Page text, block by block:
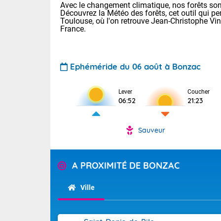
Pour la
Tendance
Avec le changement climatique, nos forêts
Découvrez la Météo des forêts, cet outil qui
Toulouse, où l'on retrouve Jean-Christophe
France.
Ephéméride du 06 août à Bonzac
Lever
06:52
Coucher
21:23
Sauveur
A PROXIMITÉ DE BONZAC
Ville
Voici les
28 Lyon :
: 27 Nancy :
31 Lille : 26
Demain :
Calme,
alors que la